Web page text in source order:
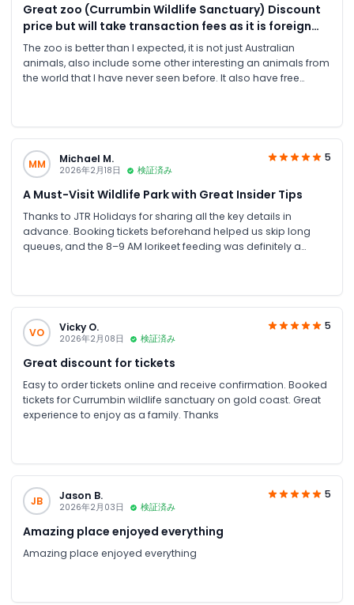
Great zoo (Currumbin Wildlife Sanctuary) Discount
price but will take transaction fees as it is foreign
account
The zoo is better than I expected, it is not just Australian
animals, also include some other interesting an animals from
the world that I have never seen before. It also have free
young kids!
MM
Michael M.
2026年2月18日 検証済み
5
A Must-Visit Wildlife Park with Great Insider Tips
Thanks to JTR Holidays for sharing all the key details in
advance. Booking tickets beforehand helped us skip long
queues, and the 8–9 AM lorikeet feeding was definitely a
comfortably. Highly recommended
VO
Vicky O.
2026年2月08日 検証済み
5
Great discount for tickets
Easy to order tickets online and receive confirmation. Booked
tickets for Currumbin wildlife sanctuary on gold coast. Great
experience to enjoy as a family. Thanks
JB Jason B.
2026年2月03日 検証済み
5
Amazing place enjoyed everything
Amazing place enjoyed everything